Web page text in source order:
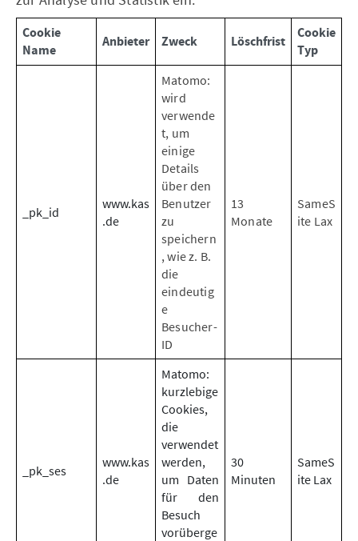
Cookie
Name
Anbieter Zweck Löschfrist
Cookie
Typ
_pk_id
www.kas
.de
Matomo:
wird
verwende
t, um
einige
Details
über den
Benutzer
zu
speichern
, wie z. B.
die
eindeutig
e
Besucher-
ID
13
Monate
SameS
ite Lax
_pk_ses
www.kas
.de
Matomo:
kurzlebige
Cookies,
die
verwendet
werden,
um Daten
für den
Besuch
vorüberge
30
Minuten
SameS
ite Lax